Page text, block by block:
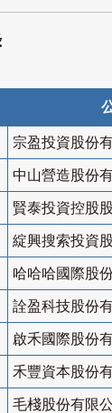
宗盈投資股份
中山營造股份
賢泰投資控股
綻興搜索投資
哈哈哈國際股
詮盈科技股份
啟禾國際股份
禾豐資本股份
毛棧股份有限